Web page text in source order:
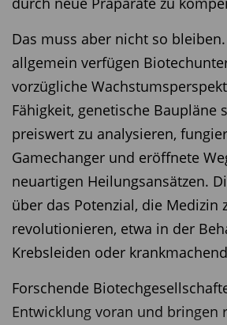
Das muss aber nicht so
allgemein verfügen
vorzügliche
Fähigkeit, genetische Baupläne
preiswert zu analysieren,
Gamechanger und eröffnete
neuartigen Heilungsansätzen.
über das Potenzial, die Medizin
revolutionieren, etwa in der
Krebsleiden oder
Forschende
Entwicklung voran und bringen